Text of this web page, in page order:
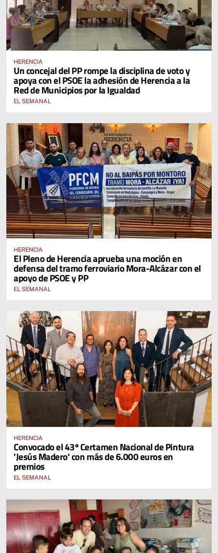
HERENCIA
Un concejal del PP rompe la disciplina de voto y
apoya con el PSOE la adhesión de Herencia a la
Red de Municipios por la Igualdad
EL SEMANAL
HERENCIA
El Pleno de Herencia aprueba una moción en
defensa del tramo ferroviario Mora-Alcázar con el
apoyo de PSOE y PP
EL SEMANAL
HERENCIA
Convocado el 43º Certamen Nacional de Pintura
'Jesús Madero' con más de 6.000 euros en
premios
EL SEMANAL